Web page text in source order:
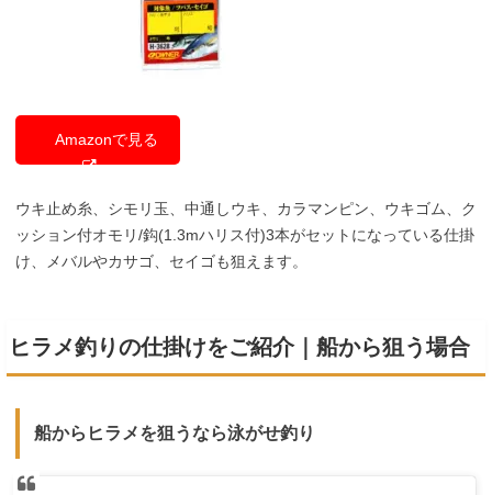
Amazonで見る
ウキ止め糸、シモリ玉、中通しウキ、カラマンピン、ウキゴム、ク
ッション付オモリ/鈎(1.3mハリス付)3本がセットになっている仕掛
け、メバルやカサゴ、セイゴも狙えます。
ヒラメ釣りの仕掛けをご紹介｜船から狙う場合
船からヒラメを狙うなら泳がせ釣り